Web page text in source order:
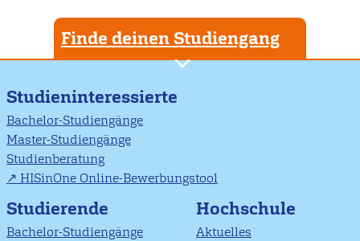
Finde deinen Studiengang
Studieninteressierte
Bachelor-Studiengänge
Master-Studiengänge
Studienberatung
HISinOne Online-Bewerbungstool
Studierende
Bachelor-Studiengänge
Hochschule
Aktuelles